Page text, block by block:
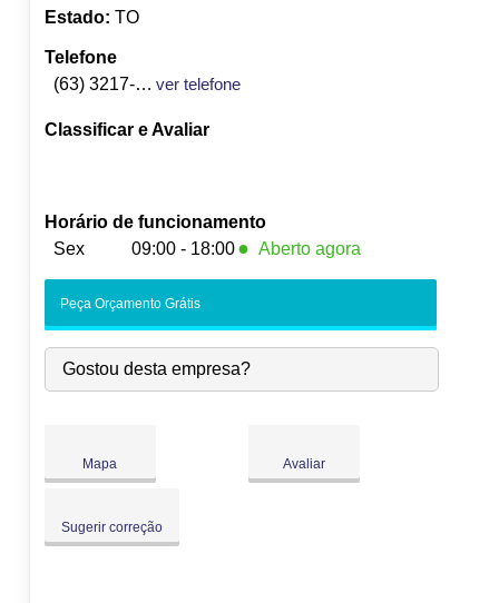
Estado: TO
Telefone
(63) 3217-7099
ver telefone
Classificar e Avaliar
Horário de funcionamento
Sex
09:00 - 18:00 ● Aberto agora
-
Qua:
09:00-18:00
Qui:
09:00-18:00
●
Peça Orçamento Grátis
Gostou desta empresa?
Mapa Avaliar
Sugerir correção